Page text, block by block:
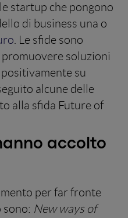
startup che pongono
di business una o
. Le sfide sono
soluzioni
su
alcune delle
alla sfida Future of
accolto
per far fronte
sono: New ways of